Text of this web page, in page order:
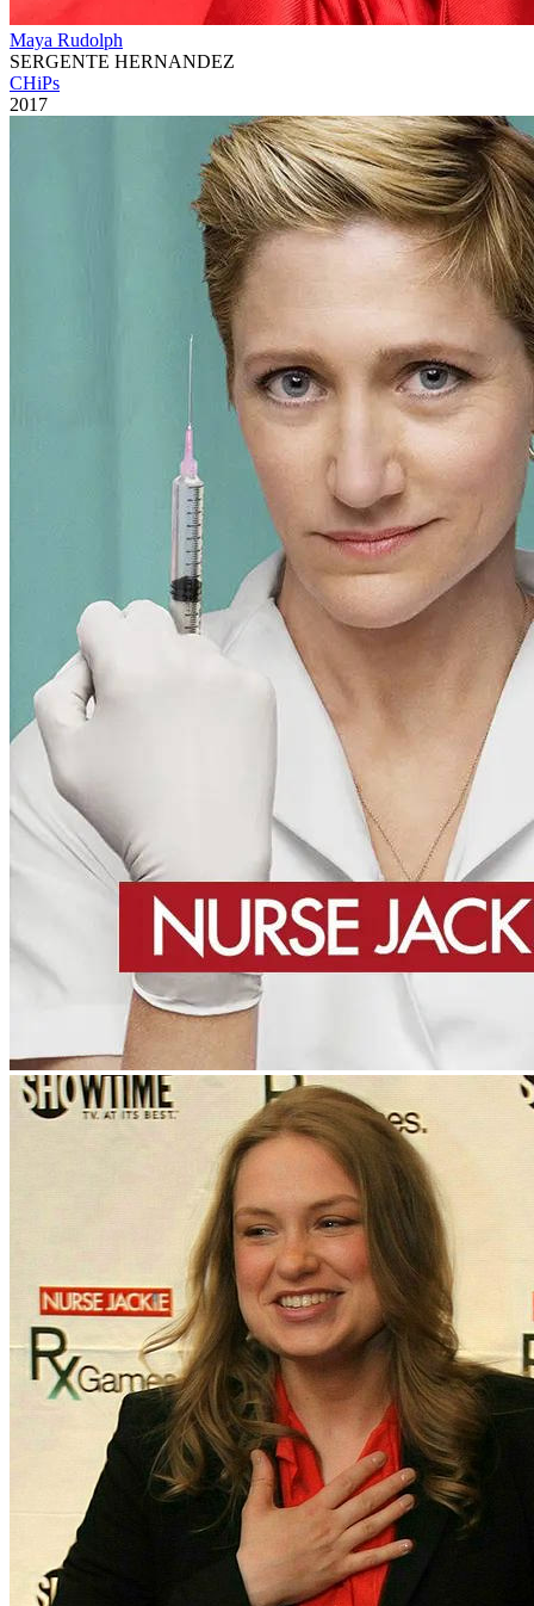
Maya Rudolph
SERGENTE HERNANDEZ
CHiPs
2017